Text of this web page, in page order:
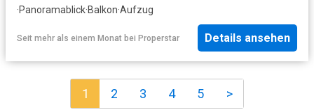
·Panoramablick·Balkon·Aufzug
Seit mehr als einem Monat bei Properstar Details ansehen
1 2 3 4 5 >